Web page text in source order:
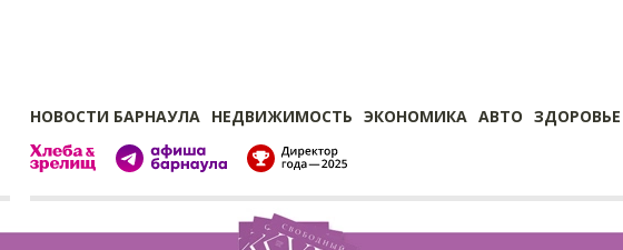
НОВОСТИ БАРНАУЛА НЕДВИЖИМОСТЬ ЭКОНОМИКА АВТО ЗДОРОВЬЕ